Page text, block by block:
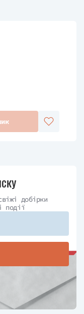
добірки
події